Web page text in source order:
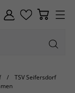
TSV Seifersdorf